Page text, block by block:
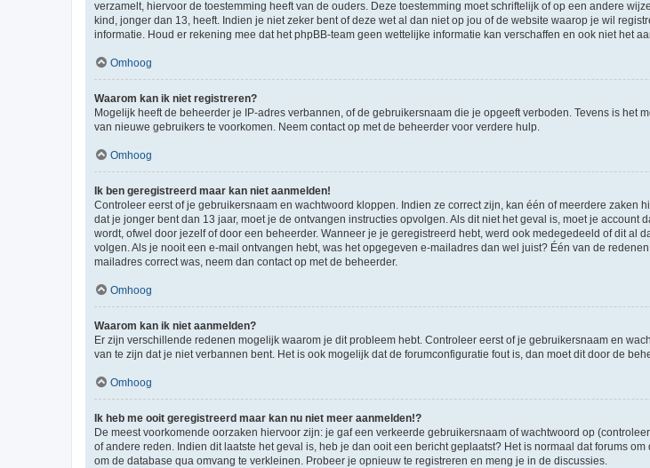
verzamelt, hiervoor de toestemming heeft van de ouders. Deze toestemming moet schriftelijk of op een andere
kind, jonger dan 13, heeft. Indien je niet zeker bent of deze wet al dan niet op jou of de website waarop je wil
informatie. Houd er rekening mee dat het phpBB-team geen wettelijke informatie kan verschaffen en ook niet het
Omhoog
Waarom kan ik niet registreren?
Mogelijk heeft de beheerder je IP-adres verbannen, of de gebruikersnaam die je opgeeft verboden. Tevens is
van nieuwe gebruikers te voorkomen. Neem contact op met de beheerder voor verdere hulp.
Omhoog
Ik ben geregistreerd maar kan niet aanmelden!
Controleer eerst of je gebruikersnaam en wachtwoord kloppen. Indien ze correct zijn, kan één of meerdere
dat je jonger bent dan 13 jaar, moet je de ontvangen instructies opvolgen. Als dit niet het geval is, moet je
wordt, ofwel door jezelf of door een beheerder. Wanneer je je geregistreerd hebt, werd ook medegedeeld of dit
volgen. Als je nooit een e-mail ontvangen hebt, was het opgegeven e-mailadres dan wel juist? Één van de
mailadres correct was, neem dan contact op met de beheerder.
Omhoog
Waarom kan ik niet aanmelden?
Er zijn verschillende redenen mogelijk waarom je dit probleem hebt. Controleer eerst of je gebruikersnaam en
van te zijn dat je niet verbannen bent. Het is ook mogelijk dat de forumconfiguratie fout is, dan moet dit door de
Omhoog
Ik heb me ooit geregistreerd maar kan nu niet meer aanmelden!?
De meest voorkomende oorzaken hiervoor zijn: je gaf een verkeerde gebruikersnaam of wachtwoord op
of andere reden. Indien dit laatste het geval is, heb je dan ooit een bericht geplaatst? Het is normaal dat forums
om de database qua omvang te verkleinen. Probeer je opnieuw te registreren en meng je in de discussies.